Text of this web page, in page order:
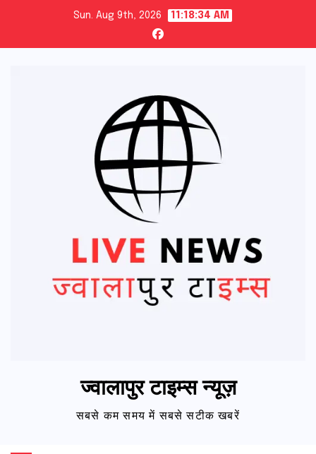
content
Sun. Aug 9th, 2026 11:18:35 AM
ज्वालापुर टाइम्स न्यूज़
सबसे कम समय में सबसे सटीक खबरें